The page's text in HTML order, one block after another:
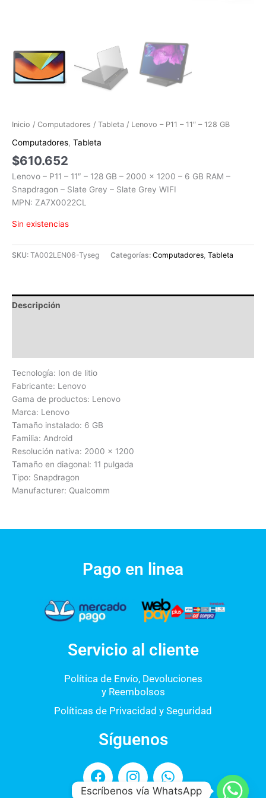
Inicio / Computadores / Tableta / Lenovo – P11 – 11″ – 128 GB
Computadores, Tableta
$610.652
Lenovo – P11 – 11″ – 128 GB – 2000 x 1200 – 6 GB RAM –
Snapdragon – Slate Grey – Slate Grey WIFI
MPN: ZA7X0022CL
Sin existencias
SKU: TA002LEN06-Tyseg Categorías: Computadores, Tableta
Descripción
Tecnología: Ion de litio
Fabricante: Lenovo
Gama de productos: Lenovo
Marca: Lenovo
Tamaño instalado: 6 GB
Familia: Android
Resolución nativa: 2000 x 1200
Tamaño en diagonal: 11 pulgada
Tipo: Snapdragon
Manufacturer: Qualcomm
Pago en linea
Servicio al cliente
Política de Envío, Devoluciones
y Reembolsos
Políticas de Privacidad y Seguridad
Síguenos
F
a
I
n
W
h
Escríbenos vía WhatsApp